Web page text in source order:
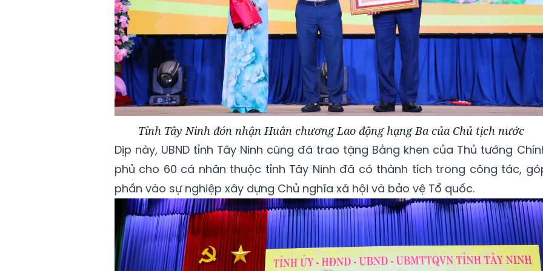
Tỉnh Tây Ninh đón nhận Huân chương Lao động hạng Ba của Chủ tịch nước
Dịp này, UBND tỉnh Tây Ninh cũng đã trao tặng Bằng khen của Thủ tướng
phủ cho 60 cá nhân thuộc tỉnh Tây Ninh đã có thành tích trong công tác,
phần vào sự nghiệp xây dựng Chủ nghĩa xã hội và bảo vệ Tổ quốc.